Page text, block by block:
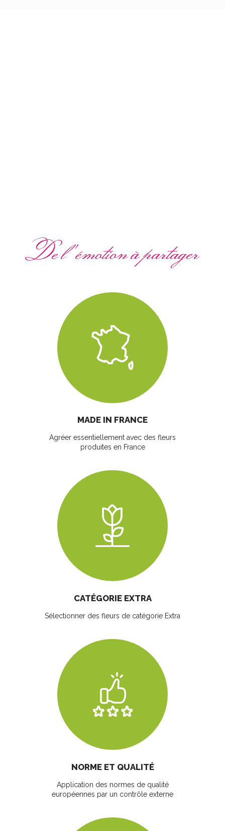
De l'émotion à partager
MADE IN FRANCE
Agréer essentiellement avec des fleurs
produites en France
CATÉGORIE EXTRA
Sélectionner des fleurs de catégorie Extra
NORME ET QUALITÉ
Application des normes de qualité
européennes par un contrôle externe